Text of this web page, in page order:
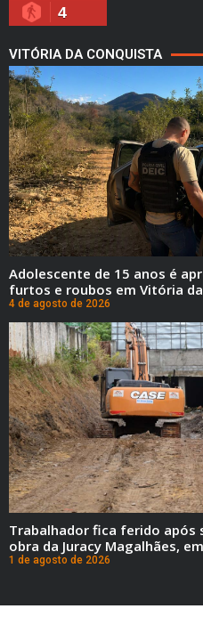
4
VITÓRIA DA CONQUISTA
Adolescente de 15 anos é
furtos e roubos em Vitória
4 de agosto de 2026
Trabalhador fica ferido
obra da Juracy Magalhães,
1 de agosto de 2026